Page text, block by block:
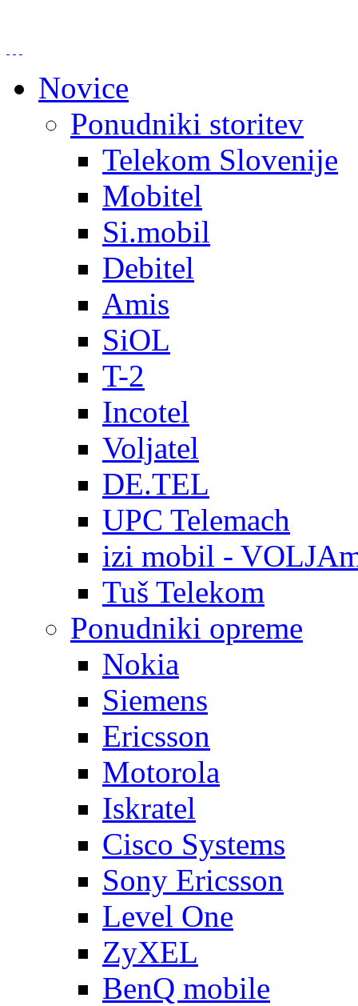
Novice
Ponudniki storitev
Telekom Slovenije
Mobitel
Si.mobil
Debitel
Amis
SiOL
T-2
Incotel
Voljatel
DE.TEL
UPC Telemach
izi mobil -
Tuš Telekom
Ponudniki opreme
Nokia
Siemens
Ericsson
Motorola
Iskratel
Cisco Systems
Sony Ericsson
Level One
ZyXEL
BenQ mobile